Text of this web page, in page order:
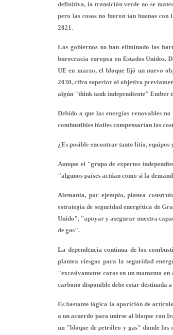
definitiva, la transición verde no se
pero las cosas no fueron tan buenas
2021.
Los gobiernos no han eliminado las
burocracia europea en Estados Unidos.
UE en marzo, el bloque fijó un nuevo
2030, cifra superior al objetivo
algún "think tank independiente" Ember
Debido a que las energías renovables
combustibles fósiles compensarían los
¿Es posible encontrar tanto litio, equipos
Aunque el "grupo de expertos
"algunos países actúan como si la
Alemania, por ejemplo, planea
estrategia de seguridad energética de
Unido", "apoyar y asegurar nuestra
de gas".
La dependencia continua de los
plantea riesgos para la seguridad
"excesivamente caros en un momento
carbono disponible debe estar destinada
Es bastante lógica la aparición de
a un acuerdo para unirse al bloque con
un "bloque de petróleo y gas" donde los